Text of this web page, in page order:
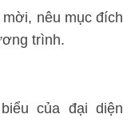
nêu mục đích
trình.
của đại diện